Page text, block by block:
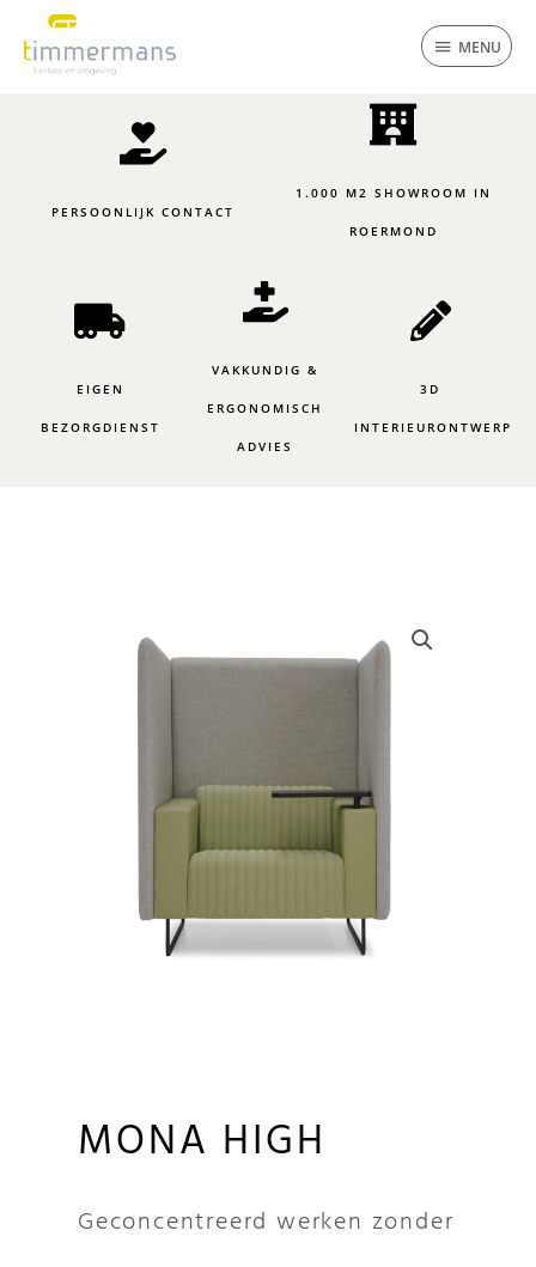
inhoud
MENU
PERSOONLIJK CONTACT
1.000 M2 SHOWROOM IN
ROERMOND
EIGEN
BEZORGDIENST
VAKKUNDIG &
ERGONOMISCH
ADVIES
3D
INTERIEURONTWERP
MONA HIGH
Geconcentreerd werken zonder